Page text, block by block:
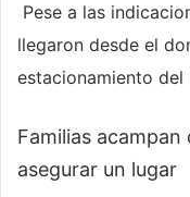
Pese a las
llegaron desde el
estacionamiento del
Familias
asegurar un lugar